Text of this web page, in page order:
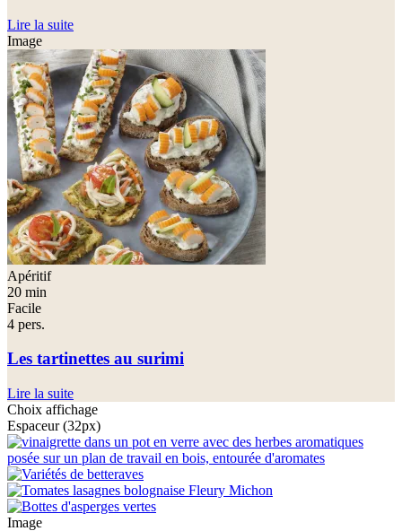
Lire la suite
Image
Apéritif
20 min
Facile
4 pers.
Les tartinettes au surimi
Lire la suite
Choix affichage
Espaceur (32px)
Image